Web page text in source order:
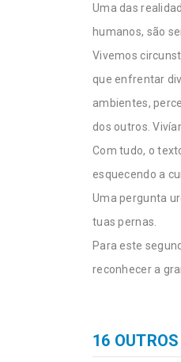
Uma das
humanos, são
Vivemos
que enfrentar
ambientes,
dos outros.
Com tudo, o
esquecendo a
Uma pergunta
tuas pernas.
Para este
reconhecer a
16